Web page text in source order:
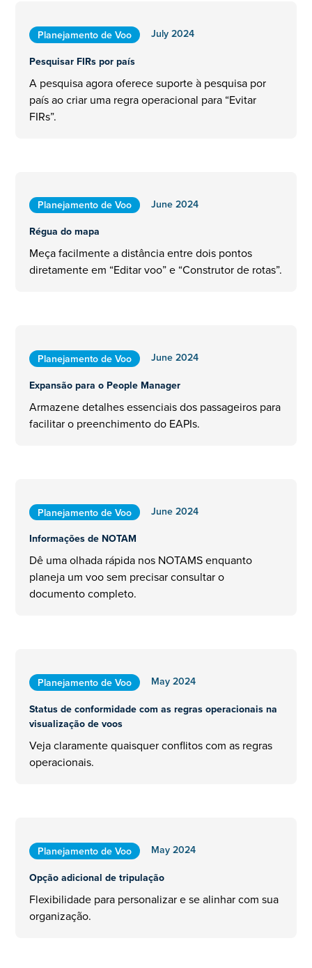
Planejamento de Voo
July 2024
Pesquisar FIRs por país
A pesquisa agora oferece suporte à pesquisa por
país ao criar uma regra operacional para “Evitar
FIRs”.
Planejamento de Voo
June 2024
Régua do mapa
Meça facilmente a distância entre dois pontos
diretamente em “Editar voo” e “Construtor de rotas”.
Planejamento de Voo
June 2024
Expansão para o People Manager
Armazene detalhes essenciais dos passageiros para
facilitar o preenchimento do EAPIs.
Planejamento de Voo
June 2024
Informações de NOTAM
Dê uma olhada rápida nos NOTAMS enquanto
planeja um voo sem precisar consultar o
documento completo.
Planejamento de Voo
May 2024
Status de conformidade com as regras operacionais na
visualização de voos
Veja claramente quaisquer conflitos com as regras
operacionais.
Planejamento de Voo
May 2024
Opção adicional de tripulação
Flexibilidade para personalizar e se alinhar com sua
organização.